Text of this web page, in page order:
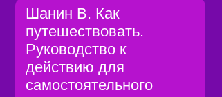
Шанин В. Как
путешествовать.
Руководство к
действию для
самостоятельного